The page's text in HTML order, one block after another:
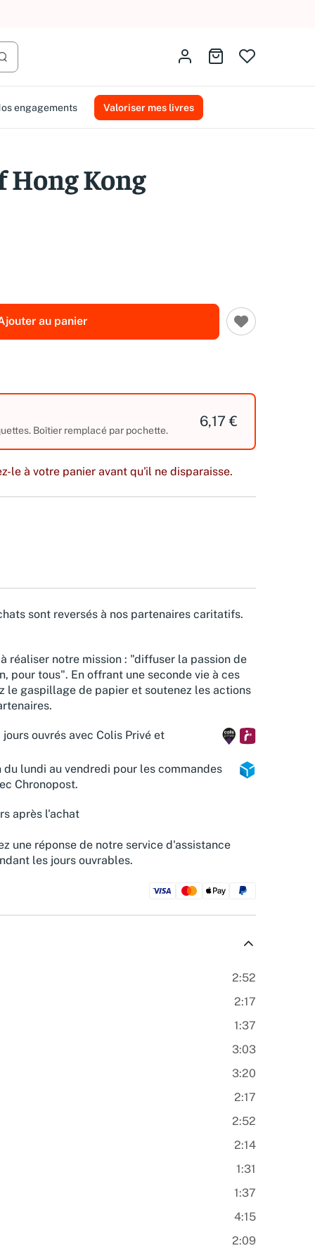
Lancer la recherche
Identifiez-vousAller au panier
engagements Valoriser mes livres
Hong Kong
au panier
Boîtier remplacé par pochette.
6,17 €
le à votre panier avant qu'il ne disparaisse.
sont reversés à nos partenaires caritatifs.
réaliser notre mission : "diffuser la passion de
pour tous". En offrant une seconde vie à ces
le gaspillage de papier et soutenez les actions
ouvrés avec Colis Privé et
lundi au vendredi pour les commandes
Chronopost.
après l'achat
une réponse de notre service d'assistance
les jours ouvrables.
2:52
2:17
1:37
3:03
3:20
2:17
2:52
2:14
1:31
1:37
4:15
2:09